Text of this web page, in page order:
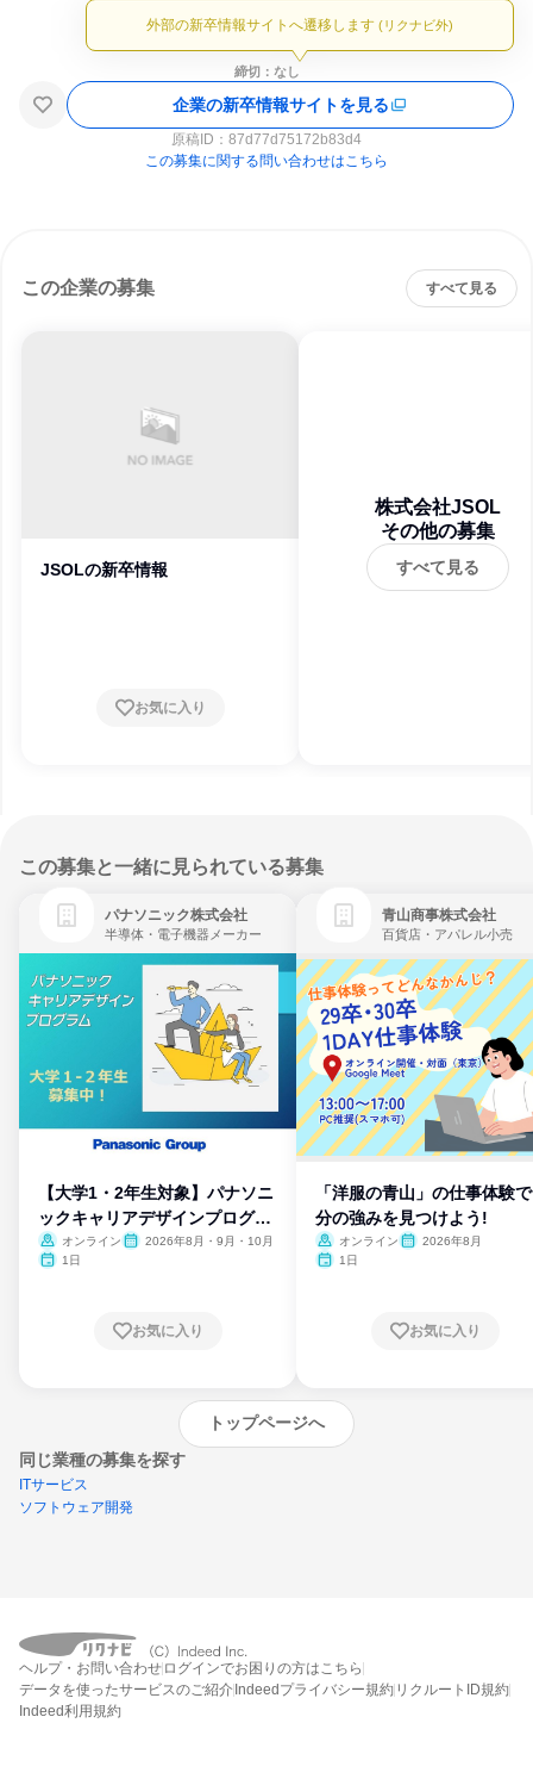
外部の新卒情報サイトへ遷移します (リクナビ外)
締切：なし
企業の新卒情報サイトを見る
原稿ID： 87d77d75172b83d4
この募集に関する問い合わせはこちら
この企業の募集 すべて見る
JSOLの新卒情報
お気に入り
株式会社JSOL
その他の募集
すべて見る
この募集と一緒に見られている募集
パナソニック株式会社
半導体・電子機器メーカー
【大学1・2年生対象】パナソニ
ックキャリアデザインプログラ
ム
オンライン
2026年8月・9月・10月
1日
お気に入り
青山商事株式会社
百貨店・アパレル小売
「洋服の青山」の仕事体験
分の強みを見つけよう!
オンライン
2026年8月
1日
お気に入り
トップページへ
同じ業種の募集を探す
ITサービス
ソフトウェア開発
外部の新卒情報サイトへ遷移します
ヘルプ・お問い合わせ ログインでお困りの方はこちら
データを使ったサービスのご紹介 Indeedプライバシー規約 リクルートID規約
Indeed利用規約